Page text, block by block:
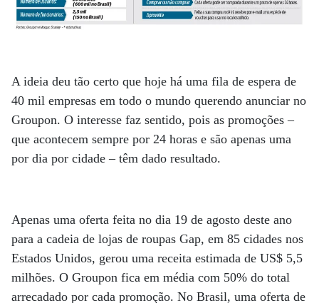
A ideia deu tão certo que hoje há uma fila de espera de
40 mil empresas em todo o mundo querendo anunciar no
Groupon. O interesse faz sentido, pois as promoções –
que acontecem sempre por 24 horas e são apenas uma
por dia por cidade – têm dado resultado.
Apenas uma oferta feita no dia 19 de agosto deste ano
para a cadeia de lojas de roupas Gap, em 85 cidades nos
Estados Unidos, gerou uma receita estimada de US$ 5,5
milhões. O Groupon fica em média com 50% do total
arrecadado por cada promoção. No Brasil, uma oferta de